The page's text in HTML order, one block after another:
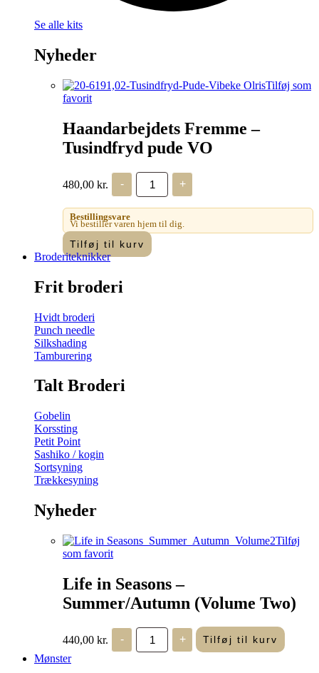
Se alle kits
Nyheder
Tilføj som
favorit
Haandarbejdets Fremme –
Tusindfryd pude VO
480,00 kr. -
Haandarbejdets
Fremme
-
Tusindfryd
pude
VO
antal
+
Bestillingsvare
Vi bestiller varen hjem til dig.
Tilføj til kurv
Broderiteknikker
Frit broderi
Hvidt broderi
Punch needle
Silkshading
Tamburering
Talt Broderi
Gobelin
Korssting
Petit Point
Sashiko / kogin
Sortsyning
Trækkesyning
Nyheder
Tilføj
som favorit
Life in Seasons –
Summer/Autumn (Volume Two)
440,00 kr. -
Life
Seasons
+ Tilføj til kurv
Mønster